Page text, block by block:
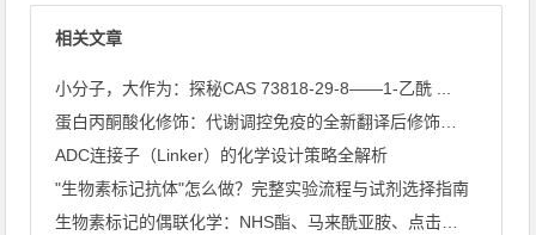
相关文章
小分子，大作为：探秘CAS 73818-29-8——1-乙酰 ...
ADC连接子（Linker）的化学设计策略全解析
"生物素标记抗体"怎么做？完整实验流程与试剂选择指南